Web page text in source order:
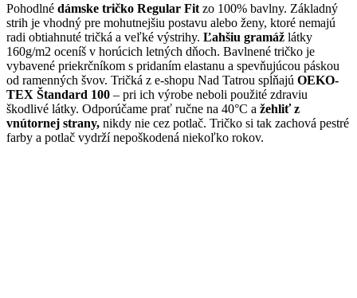
Pohodlné dámske tričko Regular Fit zo 100% bavlny. Základný
strih je vhodný pre mohutnejšiu postavu alebo ženy, ktoré nemajú
radi obtiahnuté tričká a veľké výstrihy. Ľahšiu gramáž látky
160g/m2 oceníš v horúcich letných dňoch. Bavlnené tričko je
vybavené priekrčníkom s pridaním elastanu a spevňujúcou páskou
od ramenných švov. Tričká z e-shopu Nad Tatrou spĺňajú OEKO-
TEX Štandard 100 – pri ich výrobe neboli použité zdraviu
škodlivé látky. Odporúčame prať ručne na 40°C a žehliť z
vnútornej strany, nikdy nie cez potlač. Tričko si tak zachová pestré
farby a potlač vydrží nepoškodená niekoľko rokov.